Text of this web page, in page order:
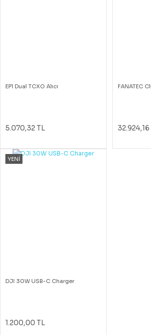
EP1 Dual TCXO Alıcı
5.070,32 TL
FANATEC
32.924,16
YENİ
DJI 30W USB-C Charger
1.200,00 TL